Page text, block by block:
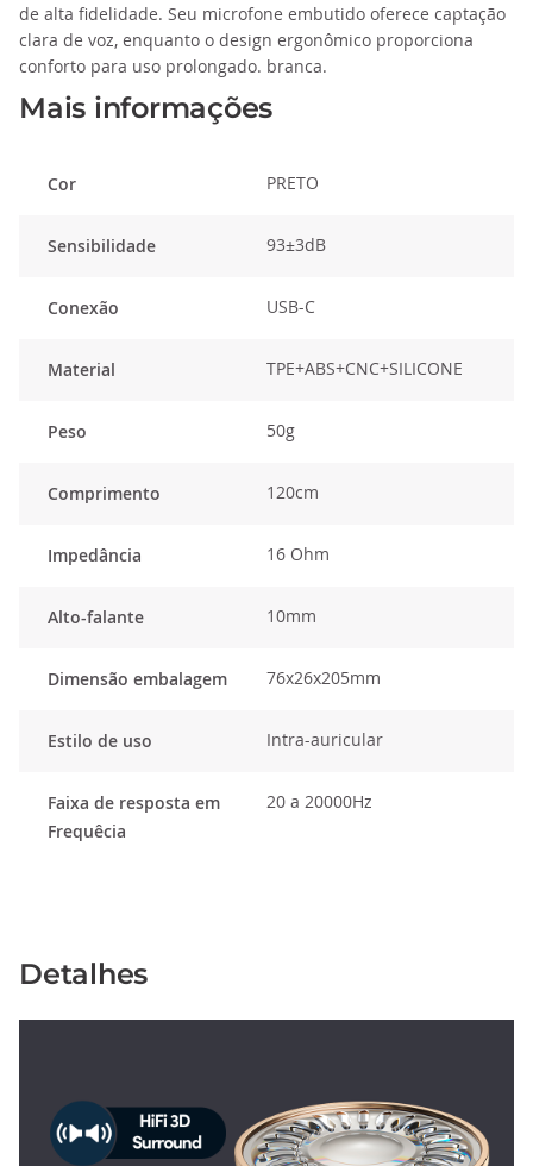
de alta fidelidade. Seu microfone embutido oferece captação
clara de voz, enquanto o design ergonômico proporciona
conforto para uso prolongado. branca.
Mais informações
Cor PRETO
Sensibilidade 93±3dB
Conexão USB-C
Material TPE+ABS+CNC+SILICONE
Peso 50g
Comprimento 120cm
Impedância 16 Ohm
Alto-falante 10mm
Dimensão embalagem 76x26x205mm
Estilo de uso Intra-auricular
Faixa de resposta em
Frequêcia
20 a 20000Hz
Detalhes